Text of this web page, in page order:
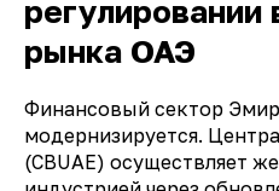
регулировании
рынка ОАЭ
Финансовый сектор
модернизируется.
(CBUAE) осуществляет